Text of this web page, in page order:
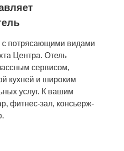
с потрясающими видами
Центра. Отель
сервисом,
кухней и широким
услуг. К вашим
фитнес-зал, консьерж-